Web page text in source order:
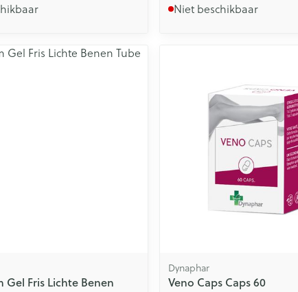
Niet beschikbaar
Fris Lichte Benen
Dynaphar
Veno Caps Caps 60